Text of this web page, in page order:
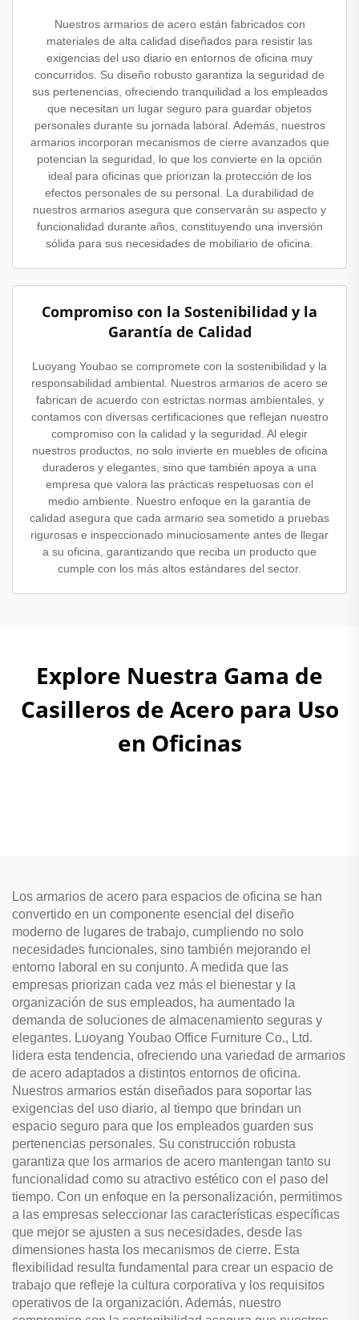
Nuestros armarios de acero están fabricados con
materiales de alta calidad diseñados para resistir las
exigencias del uso diario en entornos de oficina muy
concurridos. Su diseño robusto garantiza la seguridad de
sus pertenencias, ofreciendo tranquilidad a los empleados
que necesitan un lugar seguro para guardar objetos
personales durante su jornada laboral. Además, nuestros
armarios incorporan mecanismos de cierre avanzados que
potencian la seguridad, lo que los convierte en la opción
ideal para oficinas que priorizan la protección de los
efectos personales de su personal. La durabilidad de
nuestros armarios asegura que conservarán su aspecto y
funcionalidad durante años, constituyendo una inversión
sólida para sus necesidades de mobiliario de oficina.
Compromiso con la Sostenibilidad y la
Garantía de Calidad
Luoyang Youbao se compromete con la sostenibilidad y la
responsabilidad ambiental. Nuestros armarios de acero se
fabrican de acuerdo con estrictas normas ambientales, y
contamos con diversas certificaciones que reflejan nuestro
compromiso con la calidad y la seguridad. Al elegir
nuestros productos, no solo invierte en muebles de oficina
duraderos y elegantes, sino que también apoya a una
empresa que valora las prácticas respetuosas con el
medio ambiente. Nuestro enfoque en la garantía de
calidad asegura que cada armario sea sometido a pruebas
rigurosas e inspeccionado minuciosamente antes de llegar
a su oficina, garantizando que reciba un producto que
cumple con los más altos estándares del sector.
Explore Nuestra Gama de
Casilleros de Acero para Uso
en Oficinas
Los armarios de acero para espacios de oficina se han
convertido en un componente esencial del diseño
moderno de lugares de trabajo, cumpliendo no solo
necesidades funcionales, sino también mejorando el
entorno laboral en su conjunto. A medida que las
empresas priorizan cada vez más el bienestar y la
organización de sus empleados, ha aumentado la
demanda de soluciones de almacenamiento seguras y
elegantes. Luoyang Youbao Office Furniture Co., Ltd.
lidera esta tendencia, ofreciendo una variedad de armarios
de acero adaptados a distintos entornos de oficina.
Nuestros armarios están diseñados para soportar las
exigencias del uso diario, al tiempo que brindan un
espacio seguro para que los empleados guarden sus
pertenencias personales. Su construcción robusta
garantiza que los armarios de acero mantengan tanto su
funcionalidad como su atractivo estético con el paso del
tiempo. Con un enfoque en la personalización, permitimos
a las empresas seleccionar las características específicas
que mejor se ajusten a sus necesidades, desde las
dimensiones hasta los mecanismos de cierre. Esta
flexibilidad resulta fundamental para crear un espacio de
trabajo que refleje la cultura corporativa y los requisitos
operativos de la organización. Además, nuestro